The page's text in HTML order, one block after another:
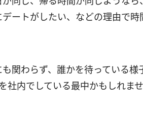
ートがしたい、などの理由で
関わらず、誰かを待っている
内でしている最中かもしれませ